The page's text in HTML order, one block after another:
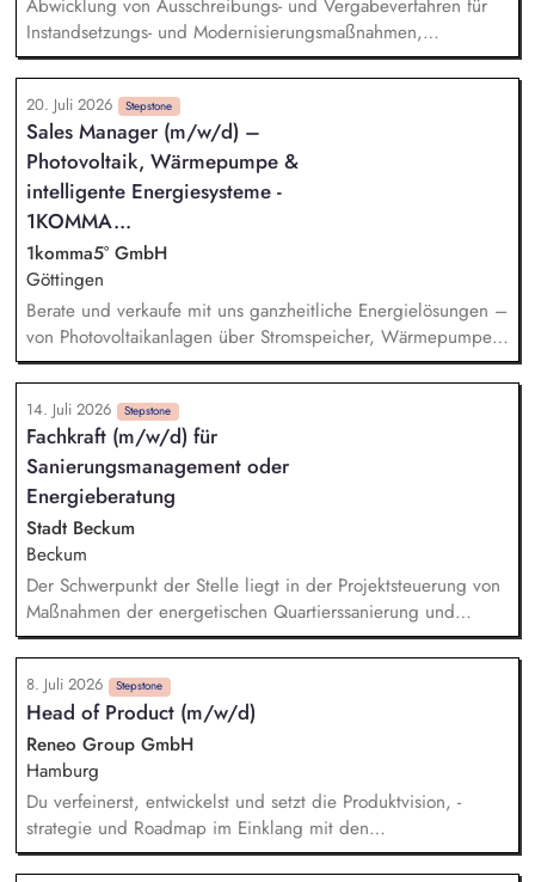
Abwicklung von Ausschreibungs- und Vergabeverfahren für
Instandsetzungs- und Modernisierungsmaßnahmen,
insbesondere im Bereich energieeffizienter
Sanierungsmaßnahmen Koordination und Steuerung
nachhaltiger Energieversorgungslösungen mit Schwerpunkt
Wärmepumpenumrüstung Erstellung von Aufstellungen,
Auswertungen und Übersichten zum Klimapfad sowie
Ableitung von Maßnahmen Budgetplanung und -kontrolle
sowie Budgetverantwortung für alle technischen Maßnahmen
20. Juli 2026 Stepstone
Sales Manager (m/w/d) –
Photovoltaik, Wärmepumpe &
intelligente Energiesysteme -
1KOMMA...
1komma5° GmbH
Göttingen
Berate und verkaufe mit uns ganzheitliche Energielösungen –
von Photovoltaikanlagen über Stromspeicher, Wärmepumpen
und Wallboxen bis hin zu unserem intelligenten
Energiemanagementsystem „Heartbeat
14. Juli 2026 Stepstone
Fachkraft (m/w/d) für
Sanierungsmanagement oder
Energieberatung
Stadt Beckum
Beckum
Der Schwerpunkt der Stelle liegt in der Projektsteuerung von
Maßnahmen der energetischen Quartierssanierung und
kommunalen Wärmeplanung im Sanierungsgebiet Innenstadt
Beckum sowie Vor-Ort-Beratungen: - Aufgaben des
Projektmanagements wie Koordination der Umsetzung
verschiedener Maßnahmen der energetischen
Quartierssanierung und kommunalen Wärmeplanung sowie
deren Projektüberwachung - Aktive Ansprache und Vor-Ort-
Beratung von privaten Gebäudeeigentümerinnen und -
eigentümern zu energetischen Sanierungsmaßnahmen und
staatlichen Fördermöglichkeiten - Methodische Beratung bei
der Entwicklung konkreter Qualitätsziele, Energieverbrauchs-
8. Juli 2026 Stepstone
Head of Product (m/w/d)
Reneo Group GmbH
Hamburg
Du verfeinerst, entwickelst und setzt die Produktvision, -
strategie und Roadmap im Einklang mit den
Unternehmenszielen um. Du stellst sicher, dass Klima- und